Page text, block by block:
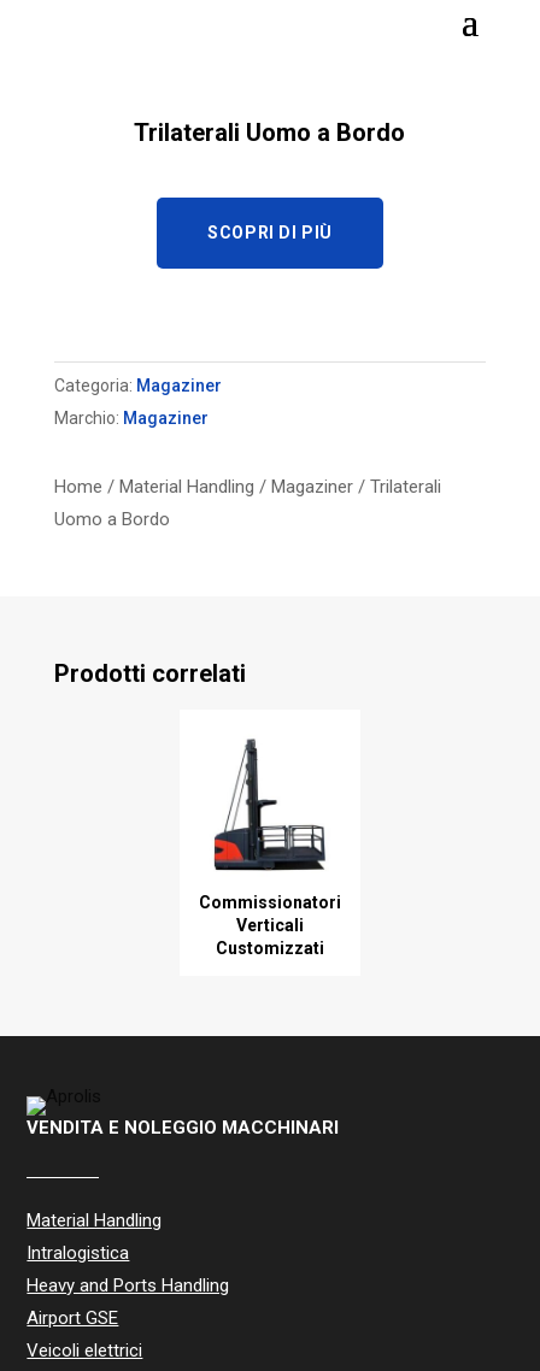
Trilaterali Uomo a Bordo
SCOPRI DI PIÙ
Categoria: Magaziner
Marchio: Magaziner
Home / Material Handling / Magaziner/ Trilaterali
Uomo a Bordo
Prodotti correlati
Commissionatori
Verticali
Customizzati
VENDITA E NOLEGGIO MACCHINARI
Material Handling
Intralogistica
Heavy and Ports Handling
Airport GSE
Veicoli elettrici